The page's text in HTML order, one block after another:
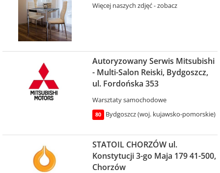
Więcej naszych zdjęć - zobacz
Autoryzowany Serwis Mitsubishi
- Multi-Salon Reiski, Bydgoszcz,
ul. Fordońska 353
Warsztaty samochodowe
80 Bydgoszcz (woj. kujawsko-pomorskie)
STATOIL CHORZÓW ul.
Konstytucji 3-go Maja 179 41-500,
Chorzów